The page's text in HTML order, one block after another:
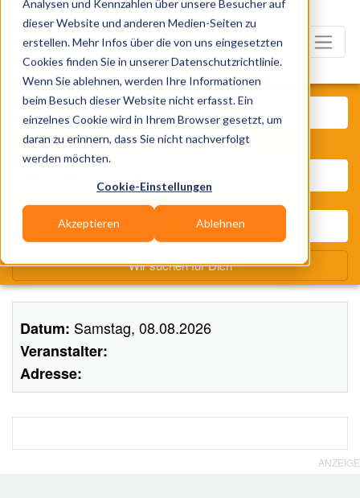
Analysen und Kennzahlen über unsere Besucher auf
dieser Website und anderen Medien-Seiten zu
erstellen. Mehr Infos über die von uns eingesetzten
Cookies finden Sie in unserer Datenschutzrichtlinie.
Wenn Sie ablehnen, werden Ihre Informationen
beim Besuch dieser Website nicht erfasst. Ein
einzelnes Cookie wird in Ihrem Browser gesetzt, um
daran zu erinnern, dass Sie nicht nachverfolgt
werden möchten.
Cookie-Einstellungen
Akzeptieren Ablehnen
Datum: Samstag, 08.08.2026
Veranstalter:
Adresse:
Was? Künstler, Zelte,
Wir suchen für Dich
ANZEIGE